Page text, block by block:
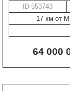
ID-553743
17 км от
64 000